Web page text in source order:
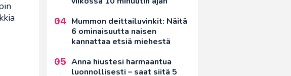
Mummon deittailuvinkit: Näitä
6 ominaisuutta naisen
kannattaa etsiä miehestä
Anna hiustesi harmaantua
luonnollisesti – saat siitä 5